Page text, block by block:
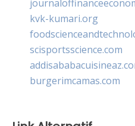
kvk-kumari.org
scisportsscience.com
burgerimcamas.com